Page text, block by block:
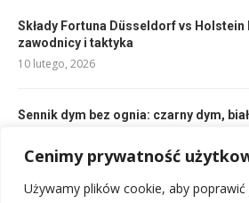
Cenimy prywatność
Używamy plików cookie, aby
Składy Fortuna Düsseldorf vs Holstein
zawodnicy i taktyka
10 lutego, 2026
Sennik dym bez ognia: czarny dym,
20 lutego, 2026